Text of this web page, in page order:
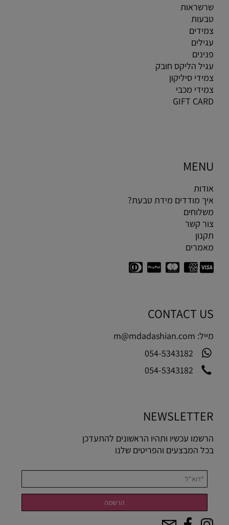
שרשראות
טבעות
צמידים
עגילים
פנינים
עגיל הליקס חובק
צמידי סיליקון
צמידי מכבי
GIFT CARD
MENU
אודות
איך מודדים מידת טבעת?
משלוחים
צור קשר
תקנון
מאמרים
CONTACT US
מייל: m@mdadashian.com
054-5343182
054-5343182
NEWSLETTER
הרשמו עכשיו ותהיו הראשונים להתעדכן
בכל המבצעים והפריטים שלנו